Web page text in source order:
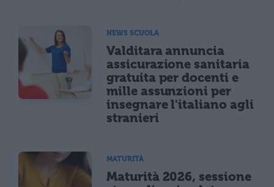
NEWS SCUOLA
Valditara annuncia
assicurazione sanitaria
gratuita per docenti e
mille assunzioni per
insegnare l'italiano agli
stranieri
MATURITÀ
Maturità 2026, sessione